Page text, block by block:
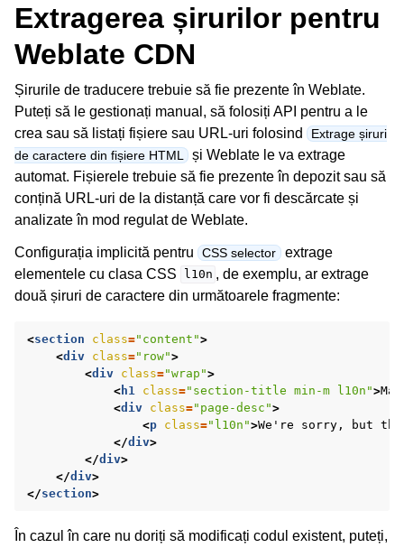
Extragerea șirurilor pentru
Weblate CDN
Șirurile de traducere trebuie să fie prezente în Weblate.
Puteți să le gestionați manual, să folosiți API pentru a le
crea sau să listați fișiere sau URL-uri folosind
Extrage șiruri
de caractere din fișiere HTML
și Weblate le va extrage
automat. Fișierele trebuie să fie prezente în depozit sau să
conțină URL-uri de la distanță care vor fi descărcate și
analizate în mod regulat de Weblate.
Configurația implicită pentru CSS selector extrage
elementele cu clasa CSS
l10n , de exemplu, ar extrage
două șiruri de caractere din următoarele fragmente:
<section class="content">
<div class="row">
<div class="wrap">
< h1 class="section-title min-m l10n">
<div class="page-desc">
<p class="l10n">We're sorry, but
</div>
</div>
</div>
</section>
În cazul în care nu doriți să modificați codul existent, puteți,